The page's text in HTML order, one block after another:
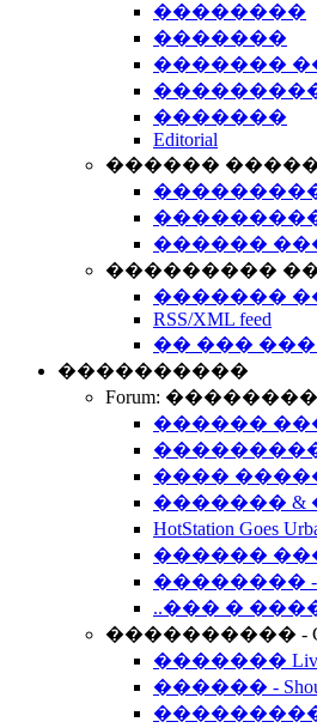
��������
�������
�������
�������
Editorial
������
������
���������
�������
RSS/XML feed
�� ���
����������
Forum:
������
����
�������
HotStation
������
��������
..��� �
���������� -
������� Live
������ -